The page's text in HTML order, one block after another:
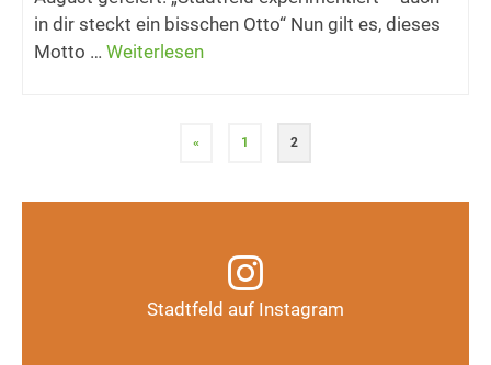
in dir steckt ein bisschen Otto“ Nun gilt es, dieses
Motto … Weiterlesen
« 1 2
Stadtfeld auf Instagram
Instagram-Kanal
Auf Instagram folgen